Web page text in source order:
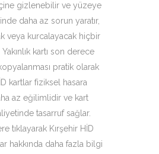
gizlenebilir ve yüzeye
daha az sorun yaratır,
veya kurcalayacak hiçbir
Yakınlık kartı son derece
pratik olarak
kartlar fiziksel hasara
az eğilimlidir ve kart
tasarruf sağlar.
tıklayarak Kırşehir HİD
hakkında daha fazla bilgi